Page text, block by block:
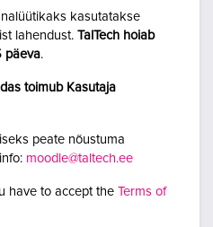
kasutatakse
lahendust. TalTech hoiab
päeva.
toimub Kasutaja
peate nõustuma
moodle@taltech.ee
have to accept the Terms of